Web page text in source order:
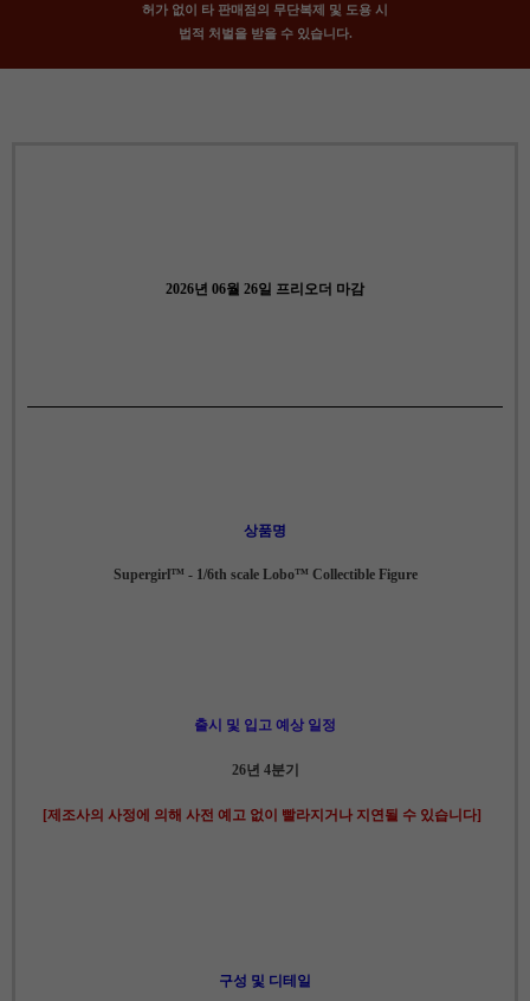
허가 없이 타 판매점의 무단복제 및 도용 시
법적 처벌을 받을 수 있습니다.
2026년 06월 26일 프리오더 마감
상품명
Supergirl™ - 1/6th scale Lobo™ Collectible Figure
출시 및 입고 예상 일정
26년 4분기
[제조사의 사정에 의해 사전 예고 없이 빨라지거나 지연될 수 있습니다]
구성 및 디테일